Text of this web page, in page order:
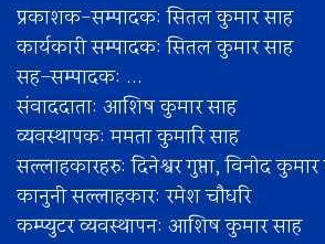
प्रकाशक-सम्पादक: सितल कुमार साह
कार्यकारी सम्पादक: सितल कुमार साह
सह–सम्पादक: ...
संवाददाता: आशिष कुमार साह
व्यवस्थापक: ममता कुमारि साह
सल्लाहकारहरु: दिनेश्वर गुप्ता, विनोद
कानुनी सल्लाहकार: रमेश चाैधरि
कम्प्युटर व्यवस्थापन: आशिष कुमार साह